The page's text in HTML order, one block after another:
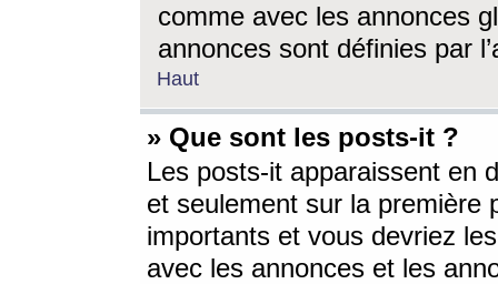
comme avec les annonces
annonces sont définies par
Haut
» Que sont les posts-it ?
Les posts-it apparaissent en
et seulement sur la première
importants et vous devriez
avec les annonces et les